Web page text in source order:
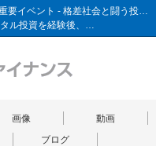
とれまがファイナンス - 12/2の相場見通しと重要イベント - 格差社会と闘う投資術
ル投資を経験後、…
画像
動画
ブログ